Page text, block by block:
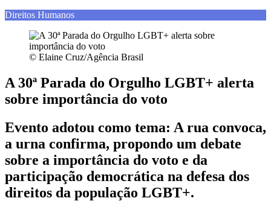
Direitos Humanos
© Elaine Cruz/Agência Brasil
A 30ª Parada do Orgulho LGBT+ alerta
sobre importância do voto
Evento adotou como tema: A rua convoca,
a urna confirma, propondo um debate
sobre a importância do voto e da
participação democrática na defesa dos
direitos da população LGBT+.